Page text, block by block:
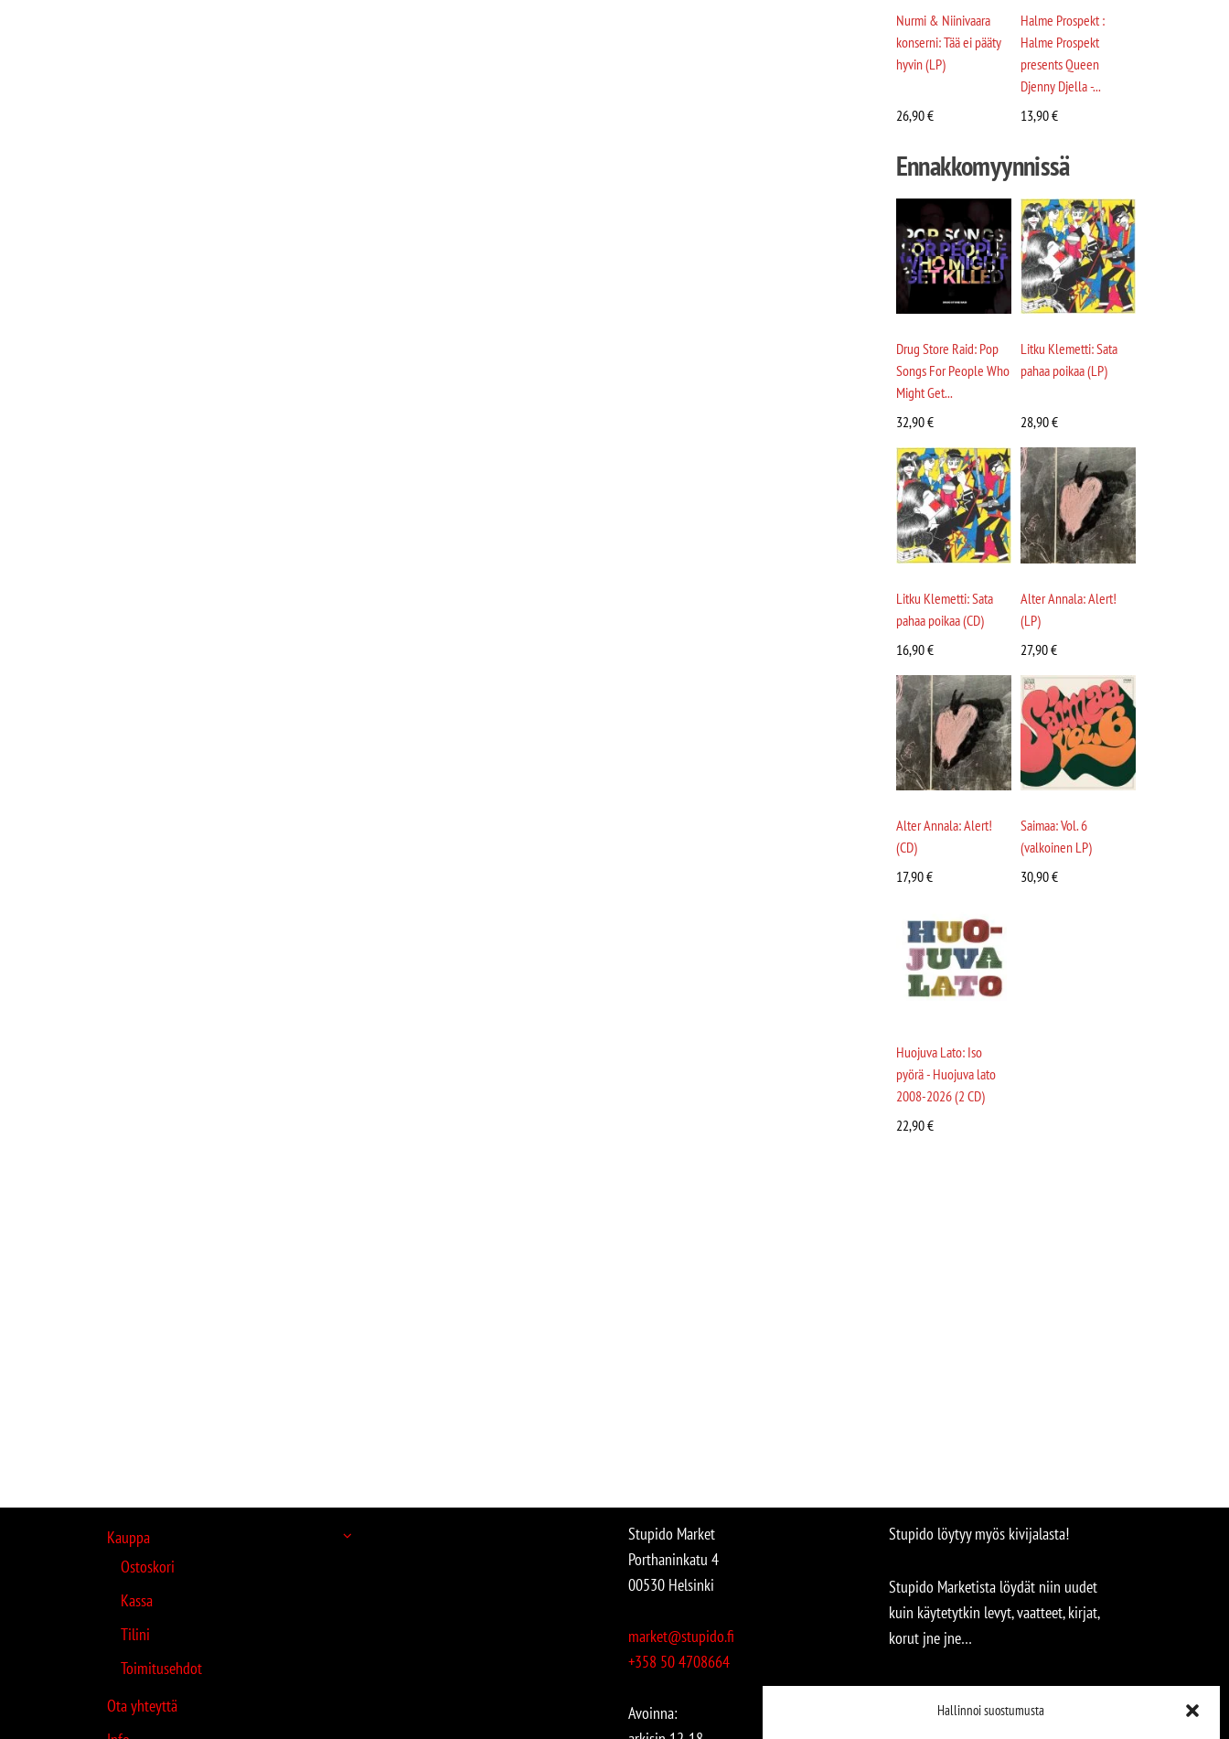
Hallinnoi suostumusta
Nurmi & Niinivaara
konserni: Tää ei pääty
hyvin (LP)
26,90€
Halme Prospekt :
Halme Prospekt
presents Queen
Djenny Djella -...
13,90€
Ennakkomyynnissä
Drug Store Raid: Pop
Songs For People Who
Might Get...
32,90€
Litku Klemetti: Sata
pahaa poikaa (LP)
28,90€
Litku Klemetti: Sata
pahaa poikaa (CD)
16,90€
Alter Annala: Alert!
(LP)
27,90€
Alter Annala: Alert!
(CD)
17,90€
Saimaa: Vol. 6
(valkoinen LP)
30,90€
Huojuva Lato: Iso
pyörä - Huojuva lato
2008-2026 (2 CD)
22,90€
Kauppa
Ostoskori
Kassa
Tilini
Toimitusehdot
Ota yhteyttä
Stupido Market
Porthaninkatu 4
00530 Helsinki
market@stupido.fi
+358 50 4708664
Avoinna:
Stupido löytyy myös kivijalasta!
Stupido Marketista löydät niin uudet
kuin käytetytkin levyt, vaatteet, kirjat,
korut jne jne…